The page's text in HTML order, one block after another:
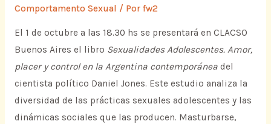
Comportamento Sexual / Por fw2
El 1 de octubre a las 18.30 hs se presentará en CLACSO
Buenos Aires el libro Sexualidades Adolescentes. Amor,
placer y control en la Argentina contemporáneadel
cientista político Daniel Jones. Este estudio analiza la
diversidad de las prácticas sexuales adolescentes y las
dinámicas sociales que las producen. Masturbarse,